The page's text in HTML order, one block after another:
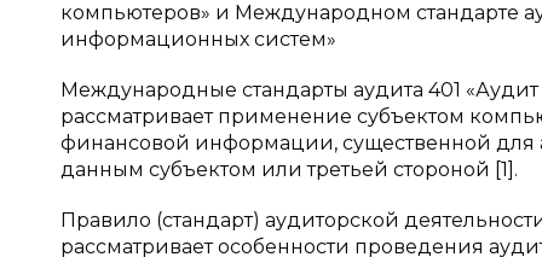
компьютеров» и Международном стандарте
информационных систем»
Международные стандарты аудита 401
рассматривает применение субъектом
финансовой информации, существенной для
данным субъектом или третьей стороной [1].
Правило (стандарт) аудиторской
рассматривает особенности проведения